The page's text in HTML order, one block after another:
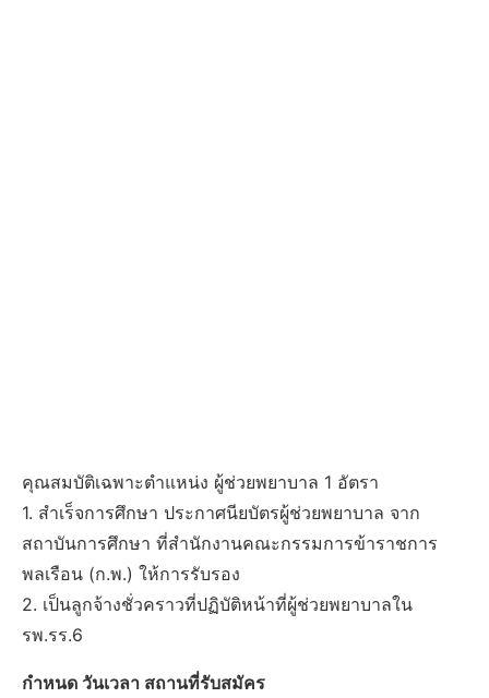
คุณสมบัติเฉพาะตำแหน่ง ผู้ช่วยพยาบาล 1 อัตรา
1. สำเร็จการศึกษา ประกาศนียบัตรผู้ช่วยพยาบาล จาก
สถาบันการศึกษา ที่สำนักงานคณะกรรมการข้าราชการ
พลเรือน (ก.พ.) ให้การรับรอง
2. เป็นลูกจ้างชั่วคราวที่ปฏิบัติหน้าที่ผู้ช่วยพยาบาลใน
รพ.รร.6
กำหนด วันเวลา สถานที่รับสมัคร